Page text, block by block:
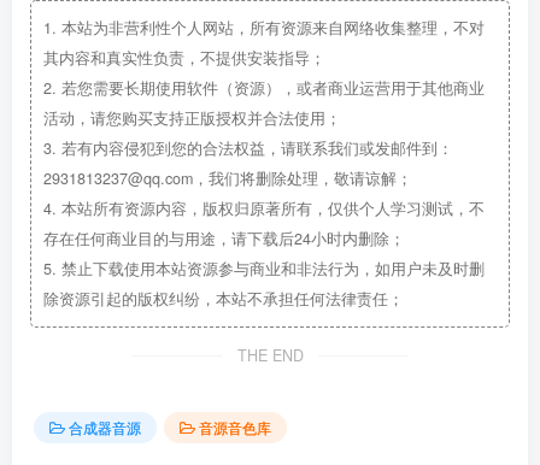
1. 本站为非营利性个人网站，所有资源来自网络收集整理，不对
其内容和真实性负责，不提供安装指导；
2. 若您需要长期使用软件（资源），或者商业运营用于其他商业
活动，请您购买支持正版授权并合法使用；
3. 若有内容侵犯到您的合法权益，请联系我们或发邮件到：
2931813237@qq.com，我们将删除处理，敬请谅解；
4. 本站所有资源内容，版权归原著所有，仅供个人学习测试，不
存在任何商业目的与用途，请下载后24小时内删除；
5. 禁止下载使用本站资源参与商业和非法行为，如用户未及时删
除资源引起的版权纠纷，本站不承担任何法律责任；
THE END
合成器音源 音源音色库